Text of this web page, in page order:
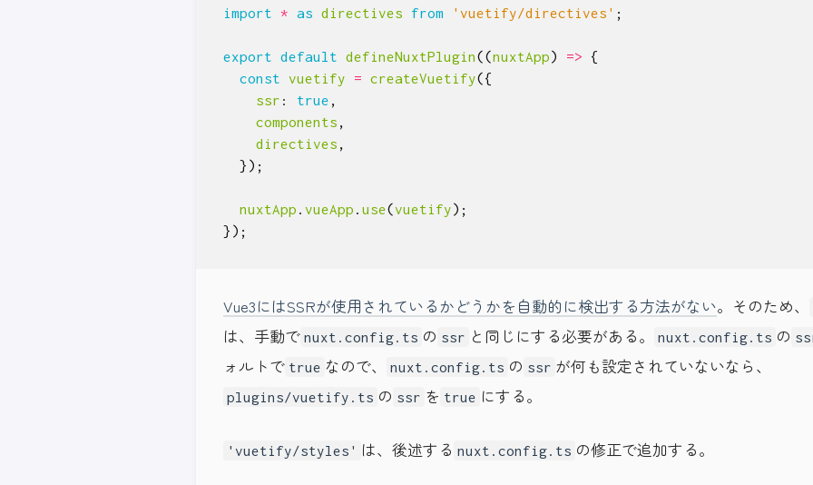
import * as directives from 'vuetify/directives' ;
export default defineNuxtPlugin((nuxtApp) =>
{
const vuetify = createVuetify({
ssr : true ,
components ,
directives ,
});
nuxtApp . vueApp . use(vuetify);
});
Vue3にはSSRが使用されているかどうかを自動的に検出する方法がない。そのため、
は、手動で nuxt.config.ts の ssr と同じにする必要がある。 nuxt.config.ts の
ォルトで true なので、 nuxt.config.ts の ssr が何も設定されていないなら、
plugins/vuetify.ts の ssr を true にする。
'vuetify/styles' は、後述する nuxt.config.ts の修正で追加する。